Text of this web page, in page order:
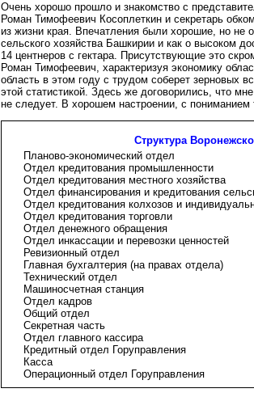
Очень хорошо прошло и знакомство с
Роман Тимофеевич Косоплеткин и секретарь
из жизни края. Впечатления были хорошие, но не
сельского хозяйства Башкирии и как о высоком
14 центнеров с гектара. Присутствующие это
Роман Тимофеевич, характеризуя экономику
область в этом году с трудом соберет зерновых
этой статистикой. Здесь же договорились, что
не следует. В хорошем настроении, с
Структура
Планово-экономический отдел
Отдел кредитования промышленности
Отдел кредитования местного хозяйства
Отдел финансирования и кредитования
Отдел кредитования колхозов и
Отдел кредитования торговли
Отдел денежного обращения
Отдел инкассации и перевозки ценностей
Ревизионный отдел
Главная бухгалтерия (на правах отдела)
Технический отдел
Машиносчетная станция
Отдел кадров
Общий отдел
Секретная часть
Отдел главного кассира
Кредитный отдел Горуправления
Касса
Операционный отдел Горуправления